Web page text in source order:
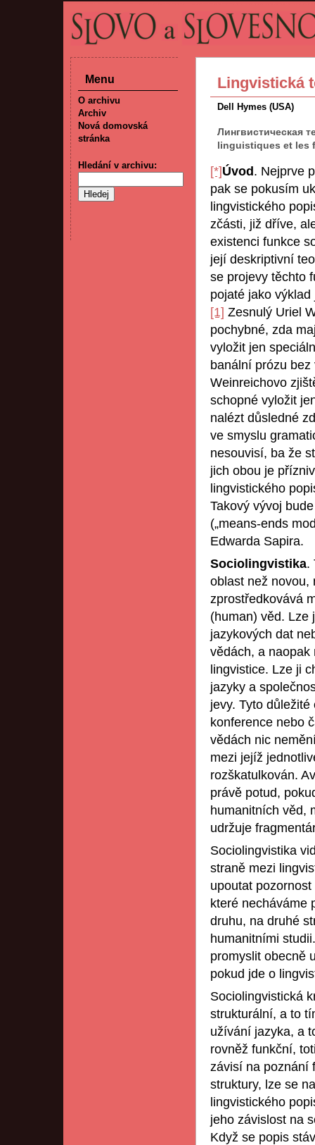
Lingvistická
Dell Hymes (USA)
Лингвистическая
linguistiques et les
[*]Úvod . Nejprve
pak se pokusím
lingvistického
zčásti, již dříve,
existenci funkce
její deskriptivní
se projevy těchto
pojaté jako
[1] Zesnulý Uriel
pochybné, zda
vyložit jen
banální prózu
Weinreichovo
schopné vyložit
nalézt důsledné
ve smyslu
nesouvisí, ba že
jich obou je
lingvistického
Takový vývoj
(„means-ends
Edwarda Sapira.
Sociolingvistika.
oblast než novou,
zprostředkovává
(human) věd. Lze
jazykových dat
vědách, a
lingvistice. Lze ji
jazyky a
jevy. Tyto
konference nebo
vědách nic
mezi jejíž
rozškatulkován.
právě potud,
humanitních věd,
udržuje
Sociolingvistika
straně mezi
upoutat
které necháváme
druhu, na druhé
humanitními
promyslit obecně
pokud jde o
Sociolingvistická
strukturální, a to
užívání jazyka, a
rovněž funkční,
závisí na poznání
struktury, lze se
lingvistického
jeho závislost na
Když se popis
Menu
O archivu
Archiv
Nová domovská
stránka
Hledání v archivu: